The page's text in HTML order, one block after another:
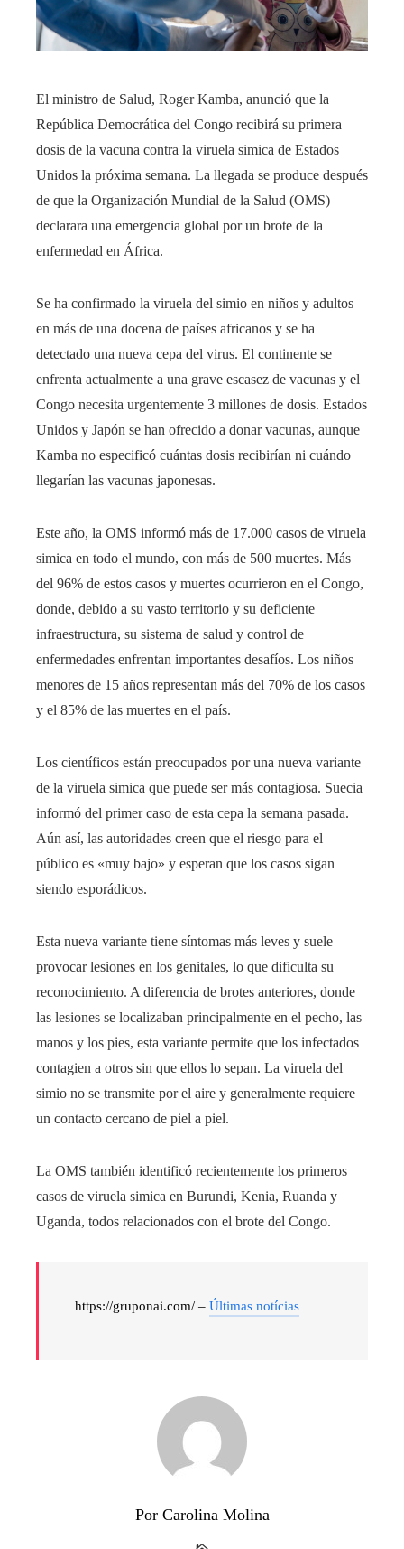
El ministro de Salud, Roger Kamba, anunció que la
República Democrática del Congo recibirá su primera
dosis de la vacuna contra la viruela simica de Estados
Unidos la próxima semana. La llegada se produce después
de que la Organización Mundial de la Salud (OMS)
declarara una emergencia global por un brote de la
enfermedad en África.
Se ha confirmado la viruela del simio en niños y adultos
en más de una docena de países africanos y se ha
detectado una nueva cepa del virus. El continente se
enfrenta actualmente a una grave escasez de vacunas y el
Congo necesita urgentemente 3 millones de dosis. Estados
Unidos y Japón se han ofrecido a donar vacunas, aunque
Kamba no especificó cuántas dosis recibirían ni cuándo
llegarían las vacunas japonesas.
Este año, la OMS informó más de 17.000 casos de viruela
simica en todo el mundo, con más de 500 muertes. Más
del 96% de estos casos y muertes ocurrieron en el Congo,
donde, debido a su vasto territorio y su deficiente
infraestructura, su sistema de salud y control de
enfermedades enfrentan importantes desafíos. Los niños
menores de 15 años representan más del 70% de los casos
y el 85% de las muertes en el país.
Los científicos están preocupados por una nueva variante
de la viruela simica que puede ser más contagiosa. Suecia
informó del primer caso de esta cepa la semana pasada.
Aún así, las autoridades creen que el riesgo para el
público es «muy bajo» y esperan que los casos sigan
siendo esporádicos.
Esta nueva variante tiene síntomas más leves y suele
provocar lesiones en los genitales, lo que dificulta su
reconocimiento. A diferencia de brotes anteriores, donde
las lesiones se localizaban principalmente en el pecho, las
manos y los pies, esta variante permite que los infectados
contagien a otros sin que ellos lo sepan. La viruela del
simio no se transmite por el aire y generalmente requiere
un contacto cercano de piel a piel.
La OMS también identificó recientemente los primeros
casos de viruela simica en Burundi, Kenia, Ruanda y
Uganda, todos relacionados con el brote del Congo.
https://gruponai.com/ – Últimas notícias
Por Carolina Molina